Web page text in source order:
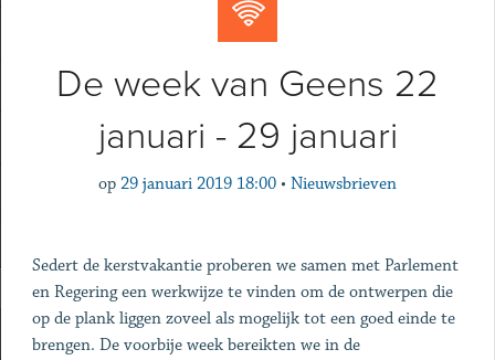
De week van Geens 22
januari - 29 januari
op 29 januari 2019 18:00 • Nieuwsbrieven
Sedert de kerstvakantie proberen we samen met Parlement
en Regering een werkwijze te vinden om de ontwerpen die
op de plank liggen zoveel als mogelijk tot een goed einde te
brengen. De voorbije week bereikten we in de